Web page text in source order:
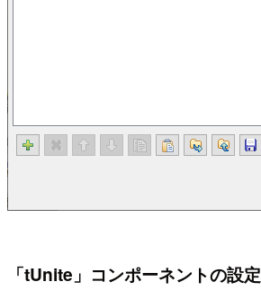
「tUnite」コンポーネントの設定